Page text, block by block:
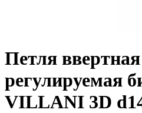
Петля
регулируемая
VILLANI 3D